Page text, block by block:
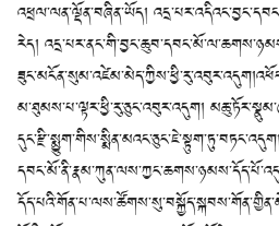
འཕྲལ་ལན་ལྡོན་བཞིན་ཡོད།
རེད།
མ་ཐུམས་པ་ལྟར་ཕྱི་རུ་ཅུང་འབུར་འདུག།